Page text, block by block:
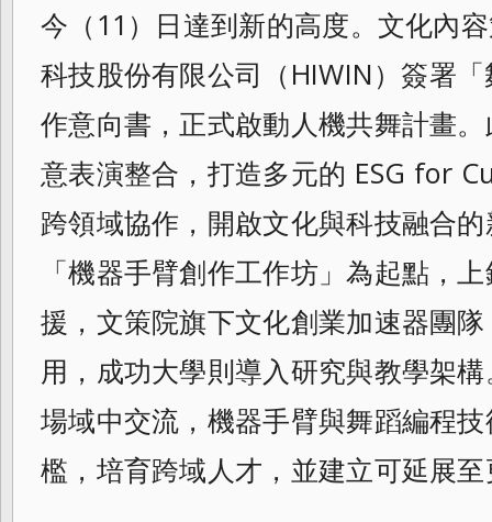
今（11）日達到新的高度。文化內
科技股份有限公司（HIWIN）簽署
作意向書，正式啟動人機共舞計畫
意表演整合，打造多元的 ESG for
跨領域協作，開啟文化與科技融合
「機器手臂創作工作坊」為起點，
援，文策院旗下文化創業加速器團
用，成功大學則導入研究與教學架
場域中交流，機器手臂與舞蹈編程
檻，培育跨域人才，並建立可延展